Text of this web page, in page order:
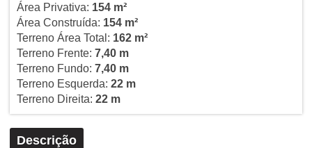
Área Privativa: 154 m²
Área Construída: 154 m²
Terreno Área Total: 162 m²
Terreno Frente: 7,40 m
Terreno Fundo: 7,40 m
Terreno Esquerda: 22 m
Terreno Direita: 22 m
Descrição